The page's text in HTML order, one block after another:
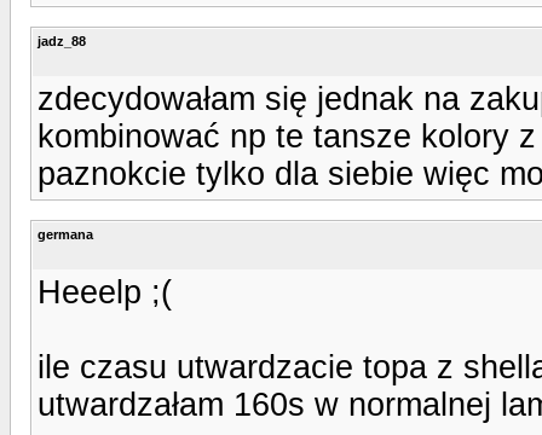
jadz_88
zdecydowałam się jednak na
kombinować np te tansze kolory
paznokcie tylko dla siebie więc
germana
Heeelp ;(
ile czasu utwardzacie topa z
utwardzałam 160s w normalnej